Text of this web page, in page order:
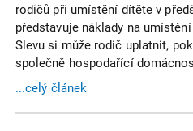
rodičů při umístění dítěte v
představuje náklady na
Slevu si může rodič uplatnit,
společně hospodařící
...celý článek